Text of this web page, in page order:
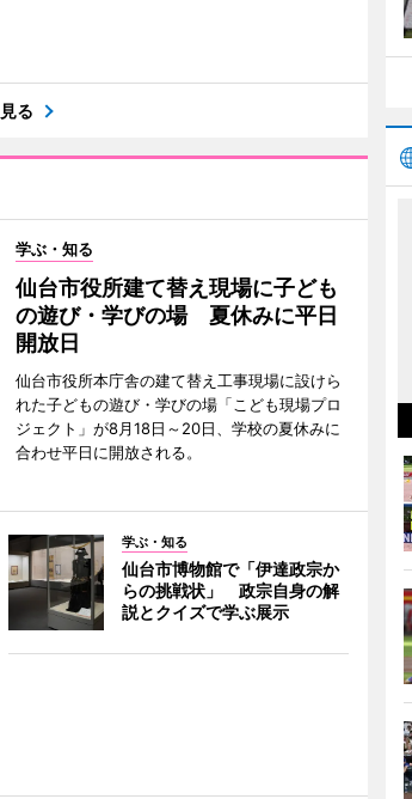
る
学ぶ・知る
仙台市役所建て替え現場に子ども
の遊び・学びの場 夏休みに平日
開放日
仙台市役所本庁舎の建て替え工事現場に設けら
れた子どもの遊び・学びの場「こども現場プロ
ジェクト」が8月18日～20日、学校の夏休みに
合わせ平日に開放される。
学ぶ・知る
仙台市博物館で「伊達政宗か
らの挑戦状」 政宗自身の解
説とクイズで学ぶ展示